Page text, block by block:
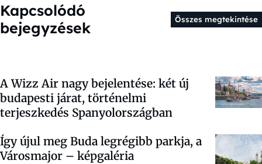
Kapcsolódó
bejegyzések
Összes megtekintése
A Wizz Air nagy bejelentése: két új
budapesti járat, történelmi
terjeszkedés Spanyolországban
Így újul meg Buda legrégibb parkja, a
Városmajor – képgaléria